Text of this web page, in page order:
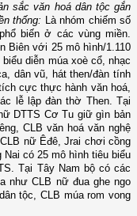
sắc văn hoá dân tộc gắn
thống: Là nhóm chiếm số
biến ở các vùng miền.
Biên với 25 mô hình/1.110
diễn múa xoè cổ, nhạc
dân vũ, hát then/đàn tính
cực thực hành văn hoá,
lễ lập đàn thờ Then. Tại
DTTS Cơ Tu giữ gìn bản
CLB văn hoá văn nghệ
nữ Êđê, Jrai chơi cồng
có 25 mô hình tiêu biểu
Tại Tây Nam bộ có các
như CLB nữ đua ghe ngo
tộc, CLB múa rom vong